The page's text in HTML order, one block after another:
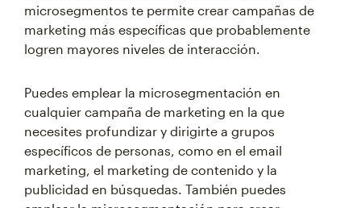
microsegmentos te permite crear campañas de
marketing más específicas que probablemente
logren mayores niveles de interacción.
Puedes emplear la microsegmentación en
cualquier campaña de marketing en la que
necesites profundizar y dirigirte a grupos
específicos de personas, como en el email
marketing, el marketing de contenido y la
publicidad en búsquedas. También puedes